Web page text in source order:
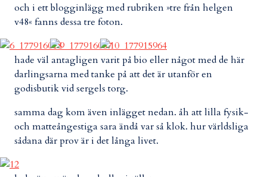
och i ett blogginlägg med rubriken »tre från helgen
v48« fanns dessa tre foton.
hade väl antagligen varit på bio eller något med de här
darlingsarna med tanke på att det är utanför en
godisbutik vid sergels torg.
samma dag kom även inlägget nedan. åh att lilla fysik-
och matteångestiga sara ändå var så klok. hur världsliga
sådana där prov är i det långa livet.